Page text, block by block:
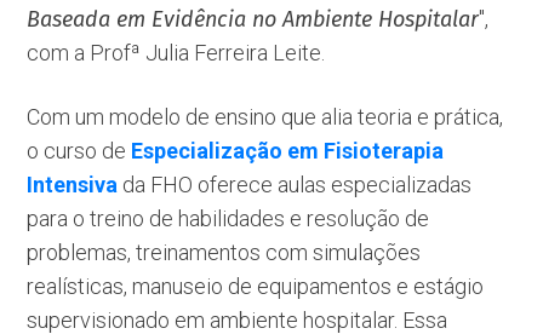
Baseada em Evidência no Ambiente Hospitalar'',
com a Profª Julia Ferreira Leite.
Com um modelo de ensino que alia teoria e prática,
o curso de Especialização em Fisioterapia
Intensiva da FHO oferece aulas especializadas
para o treino de habilidades e resolução de
problemas, treinamentos com simulações
realísticas, manuseio de equipamentos e estágio
supervisionado em ambiente hospitalar. Essa